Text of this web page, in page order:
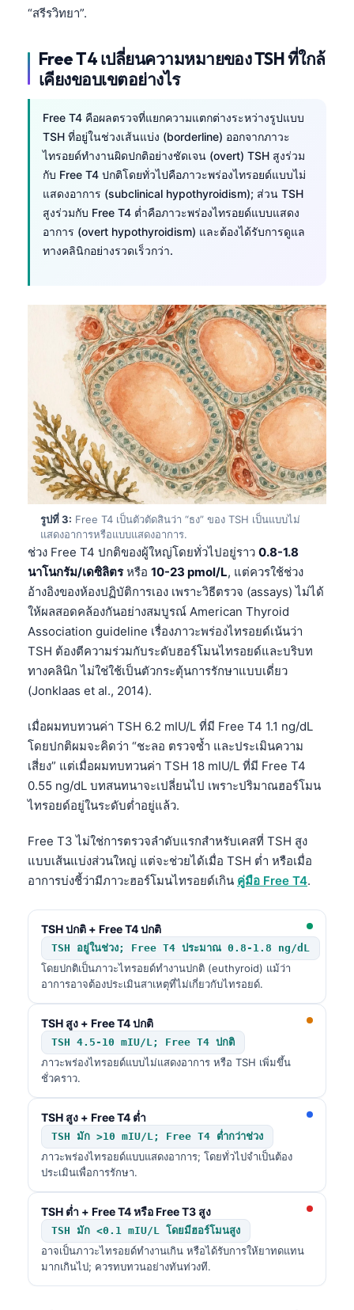
“สรีรวิทยา”.
Free T4 เปลี่ยนความหมายของ TSH ที่ใกล้
เคียงขอบเขตอย่างไร
Free T4 คือผลตรวจที่แยกความแตกต่างระหว่างรูปแบบ
TSH ที่อยู่ในช่วงเส้นแบ่ง (borderline) ออกจากภาวะ
ไทรอยด์ทำงานผิดปกติอย่างชัดเจน (overt) TSH สูงร่วม
กับ Free T4 ปกติโดยทั่วไปคือภาวะพร่องไทรอยด์แบบไม่
แสดงอาการ (subclinical hypothyroidism); ส่วน TSH
สูงร่วมกับ Free T4 ต่ำคือภาวะพร่องไทรอยด์แบบแสดง
อาการ (overt hypothyroidism) และต้องได้รับการดูแล
ทางคลินิกอย่างรวดเร็วกว่า.
รูปที่ 3: Free T4 เป็นตัวตัดสินว่า “ธง” ของ TSH เป็นแบบไม่
แสดงอาการหรือแบบแสดงอาการ.
ช่วง Free T4 ปกติของผู้ใหญ่โดยทั่วไปอยู่ราว 0.8-1.8
นาโนกรัม/เดซิลิตรหรือ 10-23 pmol/L, แต่ควรใช้ช่วง
อ้างอิงของห้องปฏิบัติการเอง เพราะวิธีตรวจ (assays) ไม่ได้
ให้ผลสอดคล้องกันอย่างสมบูรณ์ American Thyroid
Association guideline เรื่องภาวะพร่องไทรอยด์เน้นว่า
TSH ต้องตีความร่วมกับระดับฮอร์โมนไทรอยด์และบริบท
ทางคลินิก ไม่ใช่ใช้เป็นตัวกระตุ้นการรักษาแบบเดี่ยว
(Jonklaas et al., 2014).
เมื่อผมทบทวนค่า TSH 6.2 mIU/L ที่มี Free T4 1.1 ng/dL
โดยปกติผมจะคิดว่า “ชะลอ ตรวจซ้ำ และประเมินความ
เสี่ยง” แต่เมื่อผมทบทวนค่า TSH 18 mIU/L ที่มี Free T4
0.55 ng/dL บทสนทนาจะเปลี่ยนไป เพราะปริมาณฮอร์โมน
ไทรอยด์อยู่ในระดับต่ำอยู่แล้ว.
Free T3 ไม่ใช่การตรวจลำดับแรกสำหรับเคสที่ TSH สูง
แบบเส้นแบ่งส่วนใหญ่ แต่จะช่วยได้เมื่อ TSH ต่ำ หรือเมื่อ
อาการบ่งชี้ว่ามีภาวะฮอร์โมนไทรอยด์เกิน คู่มือ Free T4.
TSH ปกติ + Free T4 ปกติ
TSH อยู่ในช่วง; Free T4 ประมาณ 0.8-1.8 ng/dL
โดยปกติเป็นภาวะไทรอยด์ทำงานปกติ (euthyroid) แม้ว่า
อาการอาจต้องประเมินสาเหตุที่ไม่เกี่ยวกับไทรอยด์.
TSH สูง + Free T4 ปกติ
TSH 4.5-10 mIU/L; Free T4 ปกติ
ภาวะพร่องไทรอยด์แบบไม่แสดงอาการ หรือ TSH เพิ่มขึ้น
ชั่วคราว.
TSH สูง + Free T4 ต่ำ
TSH มัก >10 mIU/L; Free T4 ต่ำกว่าช่วง
ภาวะพร่องไทรอยด์แบบแสดงอาการ; โดยทั่วไปจำเป็นต้อง
ประเมินเพื่อการรักษา.
TSH ต่ำ + Free T4 หรือ Free T3 สูง
TSH มัก <0.1 mIU/L โดยมีฮอร์โมนสูง
อาจเป็นภาวะไทรอยด์ทำงานเกิน หรือได้รับการให้ยาทดแทน
มากเกินไป; ควรทบทวนอย่างทันท่วงที.